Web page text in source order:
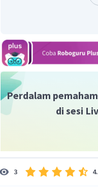
Pemujaan terhadap
falsafah agama, yaitu
adalah zaman Upanisad.
Jadi, jawaban yang
Perdalam
di sesi
3